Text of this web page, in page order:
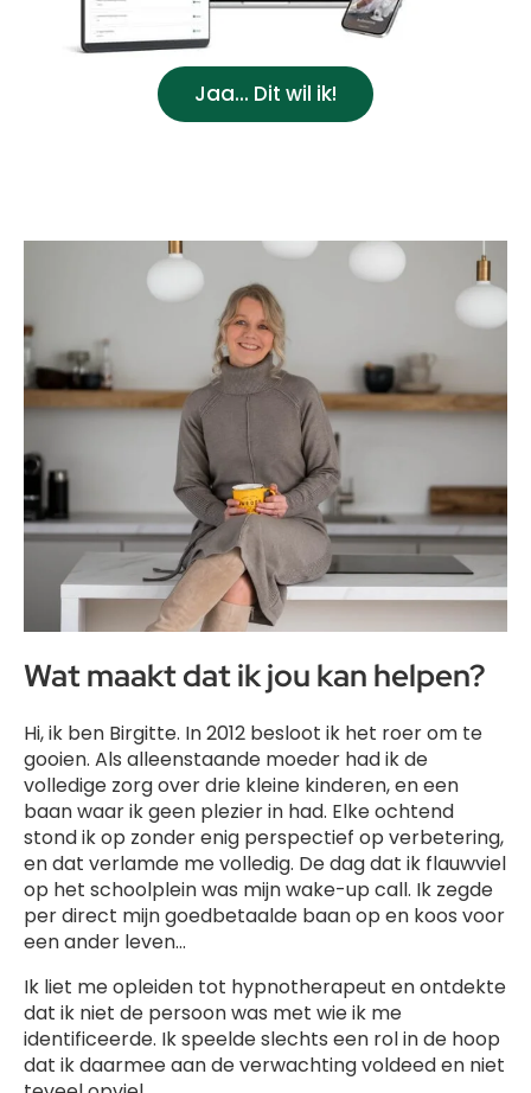
Jaa... Dit wil ik!
Wat maakt dat ik jou kan helpen?
Hi, ik ben Birgitte. In 2012 besloot ik het roer om te
gooien. Als alleenstaande moeder had ik de
volledige zorg over drie kleine kinderen, en een
baan waar ik geen plezier in had. Elke ochtend
stond ik op zonder enig perspectief op verbetering,
en dat verlamde me volledig. De dag dat ik flauwviel
op het schoolplein was mijn wake-up call. Ik zegde
per direct mijn goedbetaalde baan op en koos voor
een ander leven…
Ik liet me opleiden tot hypnotherapeut en ontdekte
dat ik niet de persoon was met wie ik me
identificeerde. Ik speelde slechts een rol in de hoop
dat ik daarmee aan de verwachting voldeed en niet